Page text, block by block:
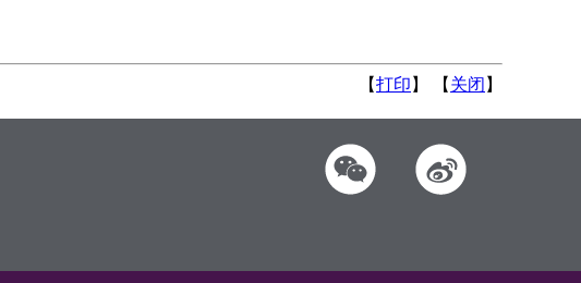
【打印 】 【 关闭 】